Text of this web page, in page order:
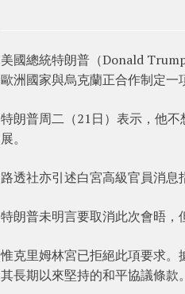
美國總統特朗普（Donald
歐洲國家與烏克蘭正合作制定一
特朗普周二（21日）表示，他
展。
路透社亦引述白宮高級官員消息
特朗普未明言要取消此次會晤，
惟克里姆林宮已拒絕此項要求
其長期以來堅持的和平協議條款。